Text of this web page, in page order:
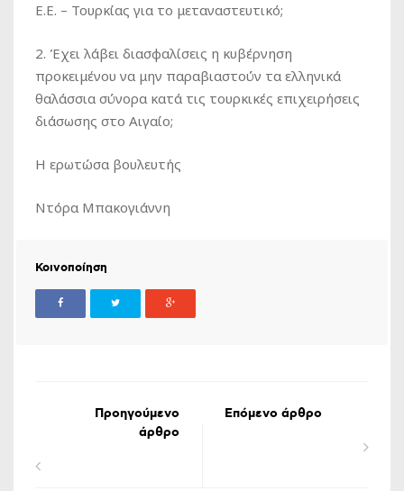
Ε.Ε. – Τουρκίας για το μεταναστευτικό;
2. Έχει λάβει διασφαλίσεις η κυβέρνηση
προκειμένου να μην παραβιαστούν τα ελληνικά
θαλάσσια σύνορα κατά τις τουρκικές επιχειρήσεις
διάσωσης στο Αιγαίο;
Η ερωτώσα βουλευτής
Ντόρα Μπακογιάννη
Κοινοποίηση
Προηγούμενο
άρθρο
Επόμενο άρθρο